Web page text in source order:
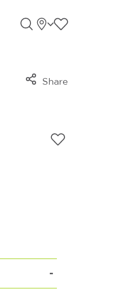
StandorteFavoriten
Share
Whatsapp
-